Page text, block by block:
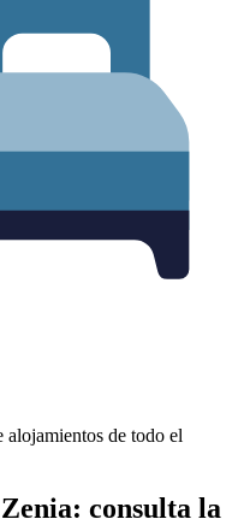
alojamientos de todo el
consulta la